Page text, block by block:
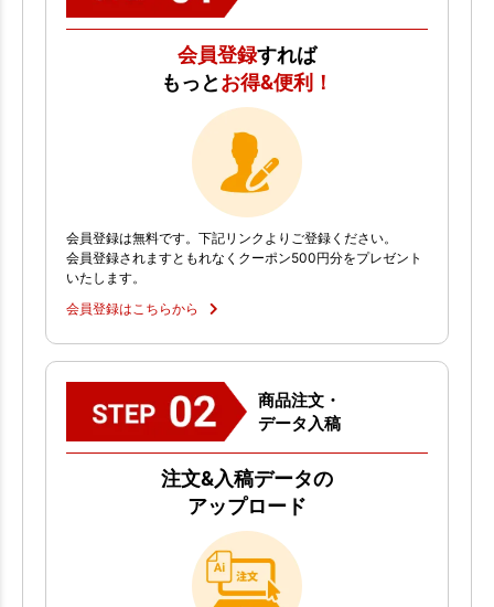
会員登録すれば
もっとお得&便利！
会員登録は無料です。下記リンクよりご登録ください。
会員登録されますともれなくクーポン500円分をプレゼント
いたします。
会員登録はこちらから
商品注文・
データ入稿
注文&入稿データの
アップロード